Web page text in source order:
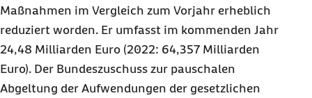
Maßnahmen im Vergleich zum Vorjahr erheblich
reduziert worden. Er umfasst im kommenden Jahr
24,48 Milliarden Euro (2022: 64,357 Milliarden
Euro). Der Bundeszuschuss zur pauschalen
Abgeltung der Aufwendungen der gesetzlichen